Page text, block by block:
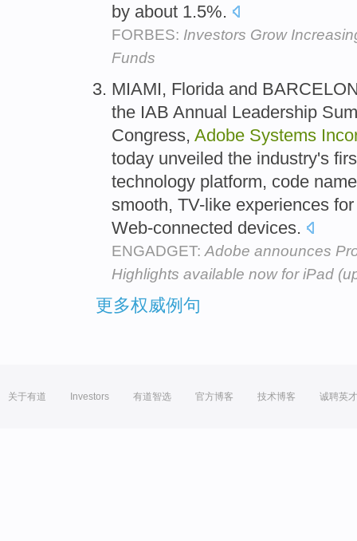
by about 1.5%.
FORBES: Investors Grow
Funds
MIAMI, Florida and
the IAB Annual Leadership
Congress, Adobe Systems
today unveiled the industry's
technology platform, code
smooth, TV-like experiences
Web-connected devices.
ENGADGET: Adobe announces
Highlights available now for iPad
更多权威例句
关于有道 Investors 有道智选 官方博客 技术博客 诚聘英才